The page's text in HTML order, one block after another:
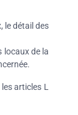
le détail des
locaux de la
articles L